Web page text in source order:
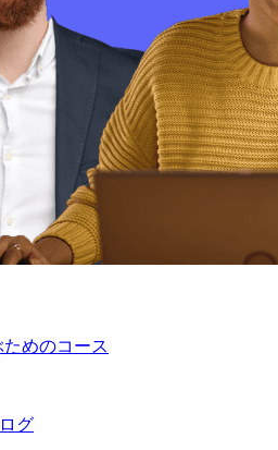
めのコース
グ